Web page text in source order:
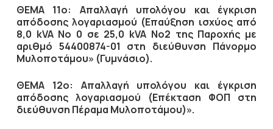
ΘΕΜΑ 11ο: Απαλλαγή υπολόγου και έγκριση
απόδοσης λογαριασμού (Επαύξηση ισχύος από
8,0 kVA Νο 0 σε 25,0 kVA Νο2 της Παροχής με
αριθμό 54400874-01 στη διεύθυνση Πάνορμο
Μυλοποτάμου» (Γυμνάσιο).
ΘΕΜΑ 12ο: Απαλλαγή υπολόγου και έγκριση
απόδοσης λογαριασμού (Επέκταση ΦΟΠ στη
διεύθυνση Πέραμα Μυλοποτάμου)».